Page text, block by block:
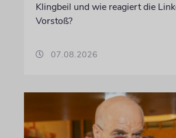
Klingbeil und wie reagiert die
Vorstoß?
07.08.2026